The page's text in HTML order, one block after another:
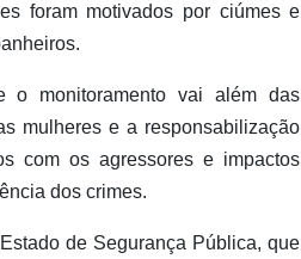
foram motivados por ciúmes e
o monitoramento vai além das
mulheres e a responsabilização
com os agressores e impactos
dos crimes.
de Segurança Pública, que